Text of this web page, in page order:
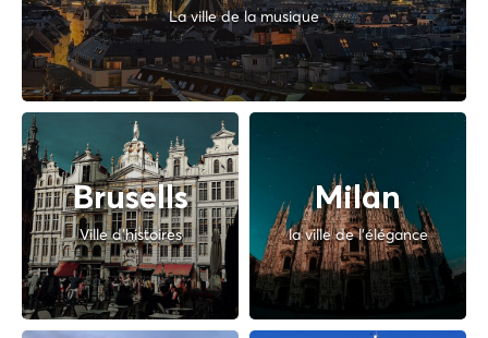
La ville de la musique
Brusells
Ville d'histoires
Milan
la ville de l'élégance